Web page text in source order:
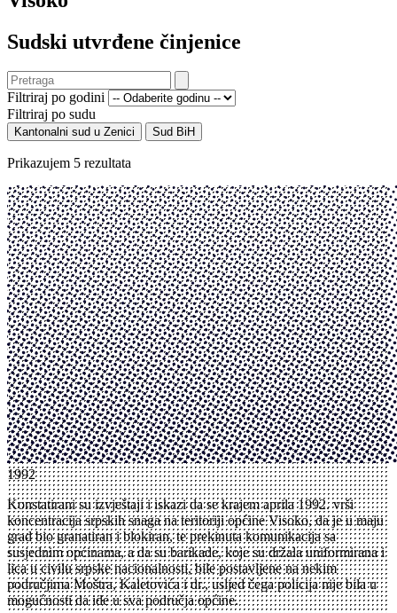
Sudski utvrđene činjenice
Filtriraj po godini
Filtriraj po sudu
Kantonalni sud u Zenici Sud BiH
Prikazujem 5 rezultata
1992
Konstatirani su izvještaji i iskazi da se krajem aprila 1992. vrši
koncentracija srpskih snaga na teritoriji općine Visoko, da je u maju
grad bio granatiran i blokiran, te prekinuta komunikacija sa
susjednim općinama, a da su barikade, koje su držala uniformirana i
lica u civilu srpske nacionalnosti, bile postavljene na nekim
područjima Moštra, Kaletovića i dr., usljed čega policija nije bila u
mogućnosti da ide u sva područja općine.